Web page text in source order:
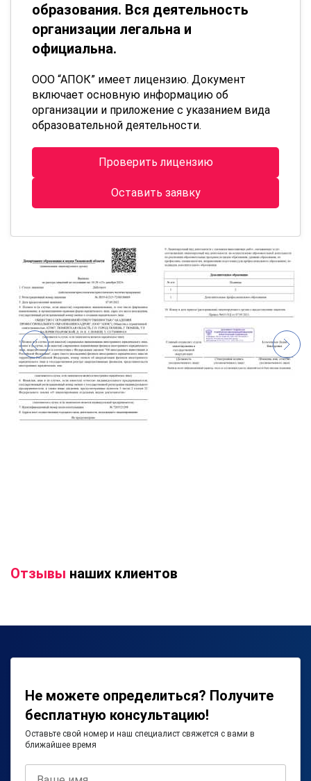
образования. Вся деятельность
организации легальна и
официальна.
ООО “АПОК” имеет лицензию. Документ
включает основную информацию об
организации и приложение с указанием вида
образовательной деятельности.
Проверить лицензию
Оставить заявку
Отзывы наших клиентов
Не можете определиться? Получите
бесплатную консультацию!
Оставьте свой номер и наш специалист свяжется с вами в
ближайшее время